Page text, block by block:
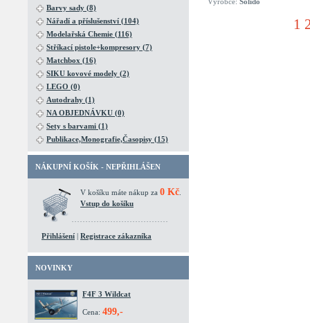
Barvy sady (8)
Nářadí a příslušenství (104)
Modelařská Chemie (116)
Stříkací pistole+kompresory (7)
Matchbox (16)
SIKU kovové modely (2)
LEGO (0)
Autodrahy (1)
NA OBJEDNÁVKU (0)
Sety s barvami (1)
Publikace,Monografie,Časopisy (15)
NÁKUPNÍ KOŠÍK - NEPŘIHLÁŠEN
V košíku máte nákup za 0 Kč
Vstup do košíku
Přihlášení | Registrace zákazníka
NOVINKY
F4F 3 Wildcat
Cena: 499,-
1